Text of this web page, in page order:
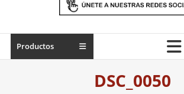
marciales
Todo
necesario
Productos
DSC_0050